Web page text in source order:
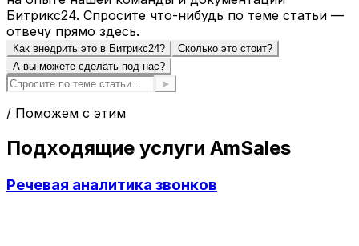
Битрикс24. Спросите что-нибудь по теме статьи —
отвечу прямо здесь.
Как внедрить это в Битрикс24?
Сколько это стоит?
А вы можете сделать под нас?
➤
/ Поможем с этим
Подходящие услуги AmSales
Речевая аналитика звонков